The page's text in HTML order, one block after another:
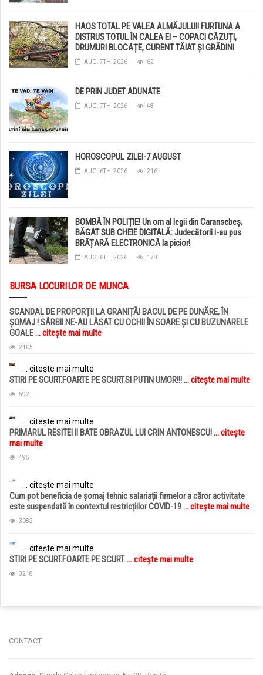
HAOS TOTAL PE VALEA ALMĂJULUI! FURTUNA A
DISTRUS TOTUL ÎN CALEA EI – COPACI CĂZUȚI,
DRUMURI BLOCAȚE, CURENT TĂIAT ȘI GRĂDINI
DISTRUSE DE GRINDINĂ!
AUG. 7TH, 2026 62
DE PRIN JUDET ADUNATE
AUG. 7TH, 2026 48
HOROSCOPUL ZILEI-7 AUGUST
AUG. 6TH, 2026 216
BOMBĂ ÎN POLIȚIE! Un om al legii din Caransebeș,
BĂGAT SUB CHEIE DIGITALĂ: Judecătorii i-au pus
BRĂȚARĂ ELECTRONICĂ la picior!
AUG. 6TH, 2026 178
BURSA LOCURILOR DE MUNCA
SCANDAL DE PROPORȚII LA GRANIȚĂ! BACUL DE PE DUNĂRE, ÎN
ȘOMAJ ! SÂRBII NE-AU LĂSAT CU OCHII ÎN SOARE ȘI CU BUZUNARELE
GOALE... citește mai multe
2105
... citește mai multe
STIRI PE SCURT.FOARTE PE SCURT.SI PUTIN UMOR!!!... citește mai multe
592
... citește mai multe
PRIMARUL RESITEI II BATE OBRAZUL LUI CRIN ANTONESCU!... citește
mai multe
495
... citește mai multe
Cum pot beneficia de șomaj tehnic salariații firmelor a căror activitate
este suspendată în contextul restricțiilor COVID-19... citește mai multe
3082
... citește mai multe
STIRI PE SCURT.FOARTE PE SCURT.... citește mai multe
3218
CONTACT